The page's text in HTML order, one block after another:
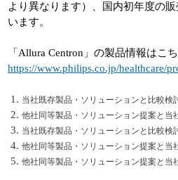
より異なります）、国内初年度の
います。
「Allura Centron」の製品情報はこ
https://www.philips.co.jp/healthcare/
当社既存製品・ソリューションと比較検
他社同等製品・ソリューション提案と当
当社既存製品・ソリューションと比較検
他社同等製品・ソリューション提案と当
他社同等製品・ソリューション提案と当